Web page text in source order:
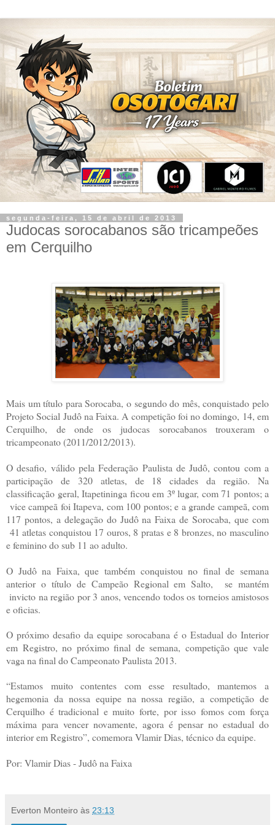
segunda-feira, 15 de abril de 2013
Judocas sorocabanos são tricampeões
em Cerquilho
Mais um título para Sorocaba, o segundo do mês, conquistado pelo
Projeto Social Judô na Faixa. A competição foi no domingo, 14, em
Cerquilho, de onde os judocas sorocabanos trouxeram o
tricampeonato (2011/2012/2013).
O desafio, válido pela Federação Paulista de Judô, contou com a
participação de 320 atletas, de 18 cidades da região. Na
classificação geral, Itapetininga ficou em 3º lugar, com 71 pontos; a
vice campeã foi Itapeva, com 100 pontos; e a grande campeã, com
117 pontos, a delegação do Judô na Faixa de Sorocaba, que com
41 atletas conquistou 17 ouros, 8 pratas e 8 bronzes, no masculino
e feminino do sub 11 ao adulto.
O Judô na Faixa, que também conquistou no final de semana
anterior o título de Campeão Regional em Salto, se mantém
invicto na região por 3 anos, vencendo todos os torneios amistosos
e oficias.
O próximo desafio da equipe sorocabana é o Estadual do Interior
em Registro, no próximo final de semana, competição que vale
vaga na final do Campeonato Paulista 2013.
“Estamos muito contentes com esse resultado, mantemos a
hegemonia da nossa equipe na nossa região, a competição de
Cerquilho é tradicional e muito forte, por isso fomos com força
máxima para vencer novamente, agora é pensar no estadual do
interior em Registro”, comemora Vlamir Dias, técnico da equipe.
Por: Vlamir Dias - Judô na Faixa
Everton Monteiro às 23:13